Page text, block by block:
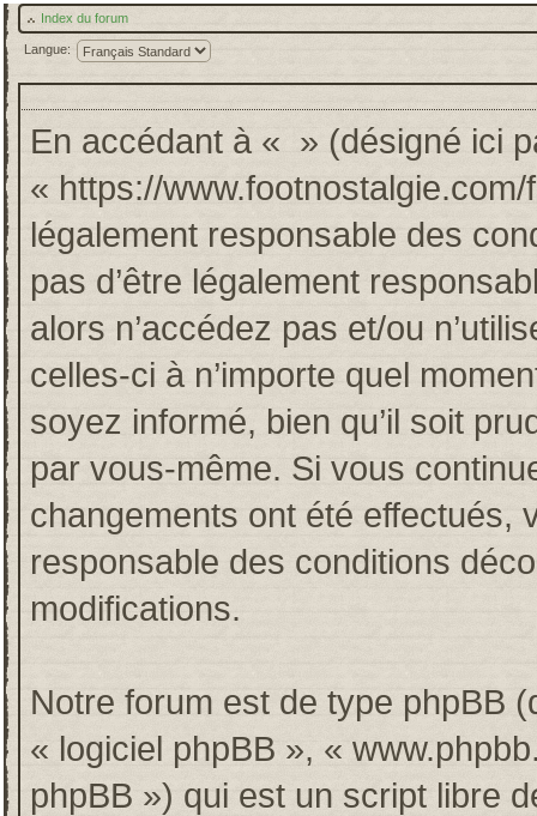
Index du forum
Langue:
En accédant à « » (désigné ici
« https://
légalement responsable des
pas d’être légalement
alors n’accédez pas et/ou
celles-ci à n’importe quel
soyez informé, bien qu’il soit
par vous-même. Si vous
changements ont été effectués,
responsable des conditions
modifications.
Notre forum est de type phpBB
« logiciel phpBB », «
phpBB ») qui est un script libre